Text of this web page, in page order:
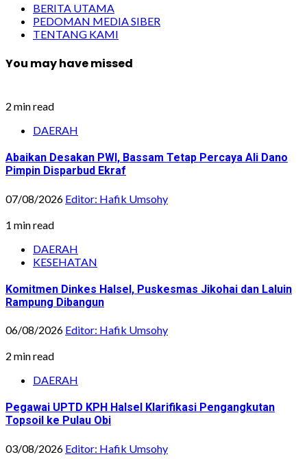
BERITA UTAMA
PEDOMAN MEDIA SIBER
TENTANG KAMI
You may have missed
2 min read
DAERAH
Abaikan Desakan PWI, Bassam Tetap Percaya Ali Dano
Pimpin Disparbud Ekraf
07/08/2026 Editor: Hafik Umsohy
1 min read
DAERAH
KESEHATAN
Komitmen Dinkes Halsel, Puskesmas Jikohai dan Laluin
Rampung Dibangun
06/08/2026 Editor: Hafik Umsohy
2 min read
DAERAH
Pegawai UPTD KPH Halsel Klarifikasi Pengangkutan
Topsoil ke Pulau Obi
03/08/2026 Editor: Hafik Umsohy